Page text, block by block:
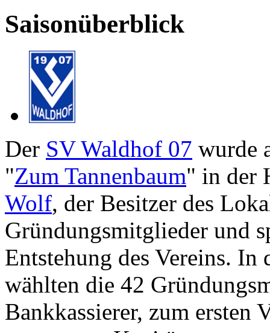
Saisonüberblick
Der SV Waldhof 07 wurde
"Zum Tannenbaum" in der
Wolf, der Besitzer des
Gründungsmitglieder und
Entstehung des Vereins. In
wählten die 42
Bankkassierer, zum ersten